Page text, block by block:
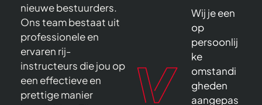
nieuwe bestuurders.
Ons team bestaat uit
professionele en
ervaren rij-
instructeurs die jou op
een effectieve en
prettige manier
Wij je een
op
persoonlij
ke
omstandi
gheden
aangepas